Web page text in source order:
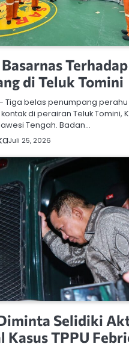
Terhadap
di Teluk Tomini
Tiga belas penumpang
di perairan Teluk Tomini,
Tengah. Badan…
Juli 25, 2026
Selidiki
TPPU